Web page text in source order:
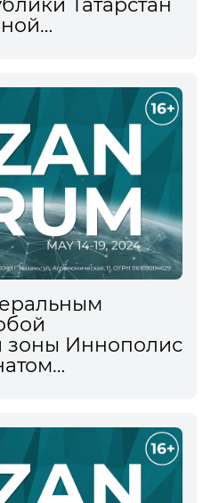
Татарстан
форуме
зоны Иннополис
форуме